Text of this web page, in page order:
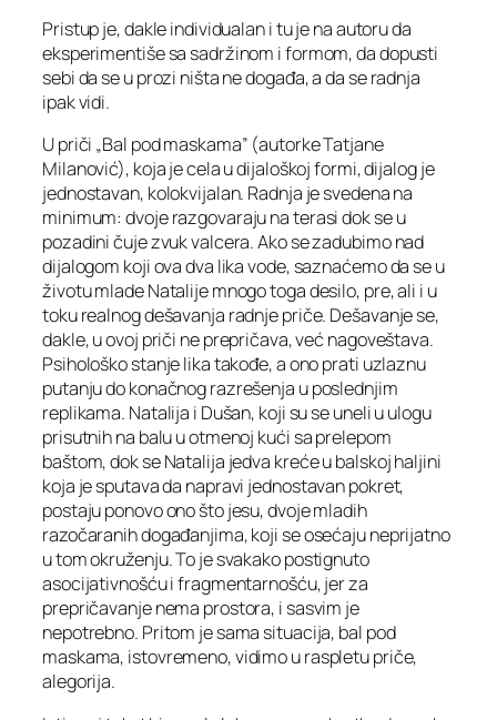
Pristup je, dakle individualan i tu je na autoru da
eksperimentiše sa sadržinom i formom, da dopusti
sebi da se u prozi ništa ne događa, a da se radnja
ipak vidi.
U priči „Bal pod maskama” (autorke Tatjane
Milanović), koja je cela u dijaloškoj formi, dijalog je
jednostavan, kolokvijalan. Radnja je svedena na
minimum: dvoje razgovaraju na terasi dok se u
pozadini čuje zvuk valcera. Ako se zadubimo nad
dijalogom koji ova dva lika vode, saznaćemo da se u
životu mlade Natalije mnogo toga desilo, pre, ali i u
toku realnog dešavanja radnje priče. Dešavanje se,
dakle, u ovoj priči ne prepričava, već nagoveštava.
Psihološko stanje lika takođe, a ono prati uzlaznu
putanju do konačnog razrešenja u poslednjim
replikama. Natalija i Dušan, koji su se uneli u ulogu
prisutnih na balu u otmenoj kući sa prelepom
baštom, dok se Natalija jedva kreće u balskoj haljini
koja je sputava da napravi jednostavan pokret,
postaju ponovo ono što jesu, dvoje mladih
razočaranih događanjima, koji se osećaju neprijatno
u tom okruženju. To je svakako postignuto
asocijativnošću i fragmentarnošću, jer za
prepričavanje nema prostora, i sasvim je
nepotrebno. Pritom je sama situacija, bal pod
maskama, istovremeno, vidimo u raspletu priče,
alegorija.